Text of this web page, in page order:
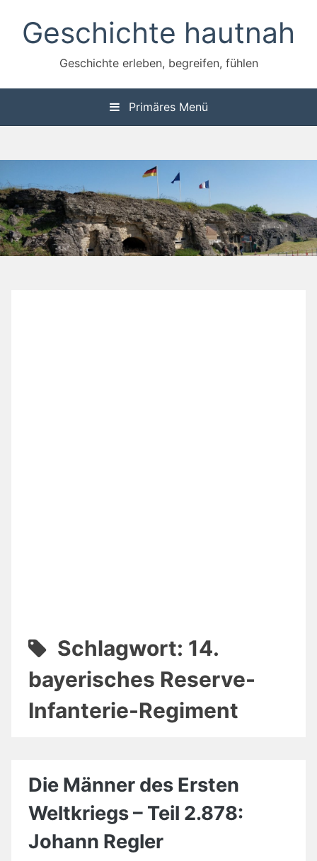
Inhalt
springenGeschichte hautnah
Geschichte erleben, begreifen, fühlen
Primäres Menü
Schlagwort: 14.
bayerisches Reserve-
Infanterie-Regiment
Die Männer des Ersten
Weltkriegs – Teil 2.878:
Johann Regler